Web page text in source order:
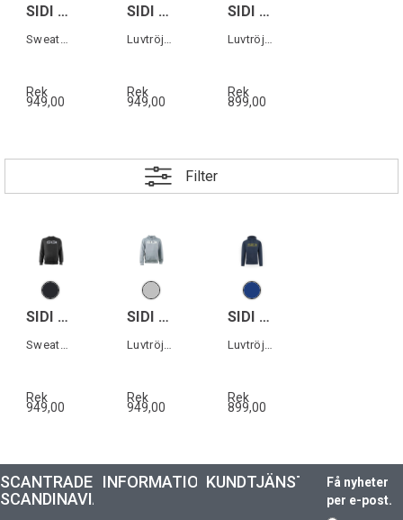
SIDI PRIMUM SWEATER
Sweatshirt herr
Rek
949,00
SIDI TEMPYS HOODIE
Luvtröja herr
Rek
949,00
SIDI CAPTA HOODIE
Luvtröja herr
Rek
899,00
Filter
SIDI PRIMUM SWEATER
Rek
949,00
SIDI TEMPYS HOODIE
Rek
949,00
SIDI CAPTA HOODIE
Rek
899,00
SCANTRADE
SCANDINAVIA
INFORMATIONKUNDTJÄNST
Få nyheter
per e-post.